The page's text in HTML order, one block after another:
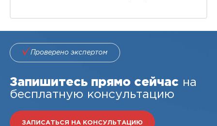
Проверено экспертом
Запишитесь прямо сейчас на
бесплатную консультацию
ЗАПИСАТЬСЯ НА КОНСУЛЬТАЦИЮ